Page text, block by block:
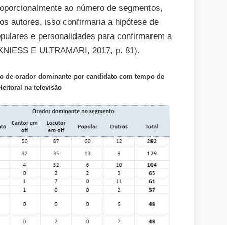
ao número de segmentos,
autores, isso confirmaria a hipótese de
e personalidades para confirmarem a
E ULTRAMARI, 2017, p. 81).
de orador dominante por candidato com tempo de
na televisão